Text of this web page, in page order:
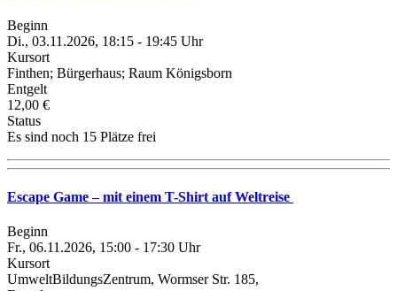
Beginn
Di., 03.11.2026, 18:15 - 19:45 Uhr
Kursort
Finthen; Bürgerhaus; Raum Königsborn
Entgelt
12,00 €
Status
Es sind noch 15 Plätze frei
Escape Game – mit einem T-Shirt auf Weltreise
Beginn
Fr., 06.11.2026, 15:00 - 17:30 Uhr
Kursort
UmweltBildungsZentrum, Wormser Str. 185,